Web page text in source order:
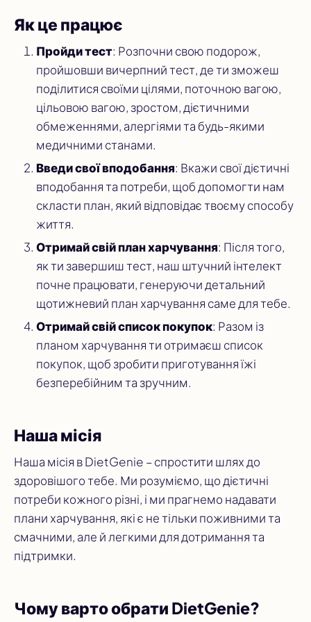
Як це працює
Пройди тест: Розпочни свою подорож,
пройшовши вичерпний тест, де ти зможеш
поділитися своїми цілями, поточною вагою,
цільовою вагою, зростом, дієтичними
обмеженнями, алергіями та будь-якими
медичними станами.
Введи свої вподобання: Вкажи свої дієтичні
вподобання та потреби, щоб допомогти нам
скласти план, який відповідає твоєму способу
життя.
Отримай свій план харчування: Після того,
як ти завершиш тест, наш штучний інтелект
почне працювати, генеруючи детальний
щотижневий план харчування саме для тебе.
Отримай свій список покупок: Разом із
планом харчування ти отримаєш список
покупок, щоб зробити приготування їжі
безперебійним та зручним.
Наша місія
Наша місія в DietGenie – спростити шлях до
здоровішого тебе. Ми розуміємо, що дієтичні
потреби кожного різні, і ми прагнемо надавати
плани харчування, які є не тільки поживними та
смачними, але й легкими для дотримання та
підтримки.
Чому варто обрати DietGenie?